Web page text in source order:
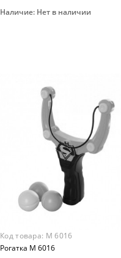
Закончился
Наличие: Нет в наличии
Комбинированный
Код товара: M 6016
Рогатка M 6016